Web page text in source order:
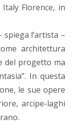
Florence, in
l’artista –
architettura
del progetto ma
In questa
le sue opere
arcipe-laghi